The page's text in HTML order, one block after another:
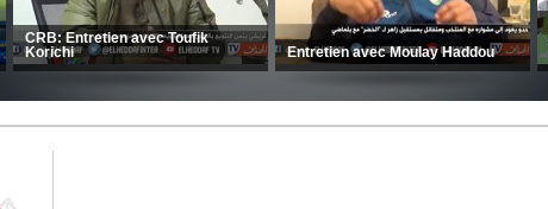
CSC: La préparation des hommes
d’Amrani se poursuit en Tunisie
MCA: Kaci-Saïd évoque le large
succès du Mouloudia face au FC
MFM